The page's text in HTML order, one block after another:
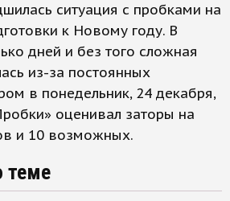
ситуация с пробками на
к Новому году. В
дней и без того сложная
из-за постоянных
в понедельник, 24 декабря,
оценивал заторы на
и 10 возможных.
теме